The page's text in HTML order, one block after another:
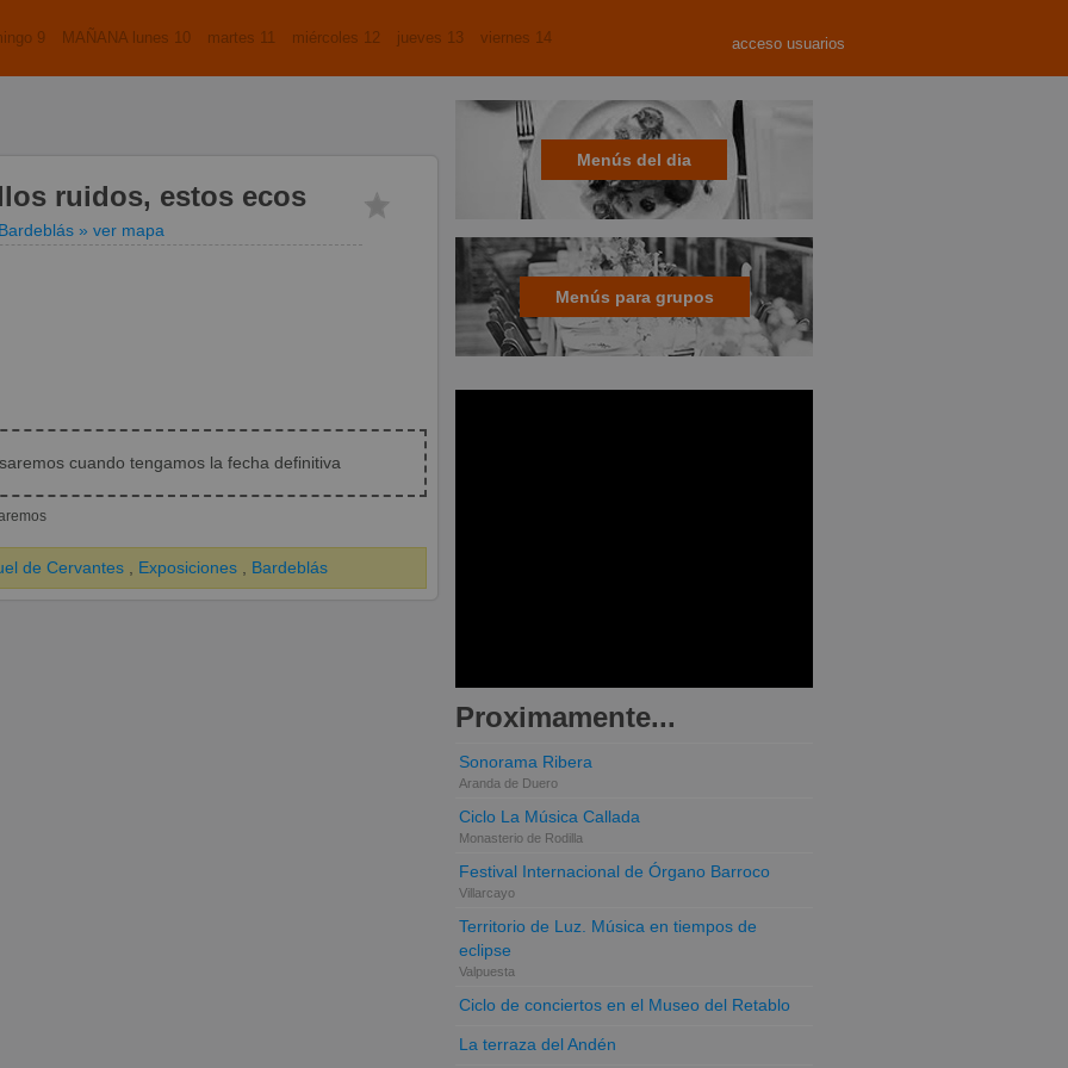
acceso usuarios
9 MAÑANA lunes 10 martes 11 miércoles 12 jueves 13 viernes 14
ruidos, estos ecos
Bardeblás » ver mapa
cuando tengamos la fecha definitiva
de Cervantes Exposiciones Bardeblás
Menús del dia
Menús para grupos
Proximamente...
Sonorama Ribera
Aranda de Duero
Ciclo La Música Callada
Monasterio de Rodilla
Festival Internacional de Órgano Barroco
Villarcayo
Territorio de Luz. Música en tiempos de
eclipse
Valpuesta
Ciclo de conciertos en el Museo del Retablo
La terraza del Andén